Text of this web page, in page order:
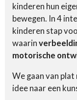
kinderen hun
bewegen. In 4
kinderen stap
waarin
motorische
We gaan van
idee naar een